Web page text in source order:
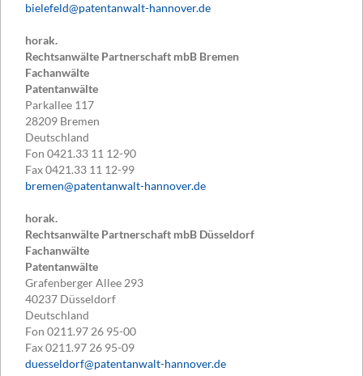
bielefeld@patentanwalt-hannover.de
horak.
Rechtsanwälte Partnerschaft mbB Bremen
Fachanwälte
Patentanwälte
Parkallee 117
28209 Bremen
Deutschland
Fon 0421.33 11 12-90
Fax0421.33 11 12-99
bremen@patentanwalt-hannover.de
horak.
Rechtsanwälte Partnerschaft mbB Düsseldorf
Fachanwälte
Patentanwälte
Grafenberger Allee 293
40237 Düsseldorf
Deutschland
Fon 0211.97 26 95-00
Fax0211.97 26 95-09
duesseldorf@patentanwalt-hannover.de